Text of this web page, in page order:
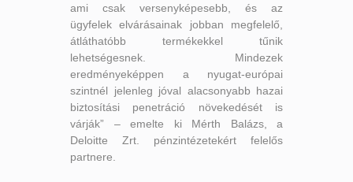
ami csak versenyképesebb, és az
ügyfelek elvárásainak jobban megfelelő,
átláthatóbb termékekkel tűnik
lehetségesnek. Mindezek
eredményeképpen a nyugat-európai
szintnél jelenleg jóval alacsonyabb hazai
biztosítási penetráció növekedését is
várják” – emelte ki Mérth Balázs, a
Deloitte Zrt. pénzintézetekért felelős
partnere.